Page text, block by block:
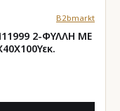
B2bmarkt
2-ΦΥΛΛΗ ΜΕ